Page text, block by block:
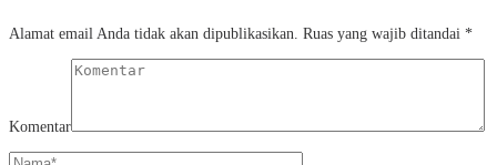
Alamat email Anda tidak akan dipublikasikan. Ruas yang wajib ditandai *
Komentar